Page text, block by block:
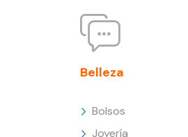
Belleza
Bolsos
Joyería